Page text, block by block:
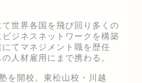
世界各国を飛び回り多くの
ジネスネットワークを構築
てマネジメント職を歴任
人材雇用にまで携わる。
を開校。東松山校・川越